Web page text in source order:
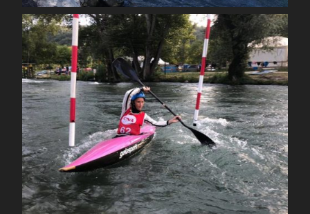
spcoccanoekayakduloup